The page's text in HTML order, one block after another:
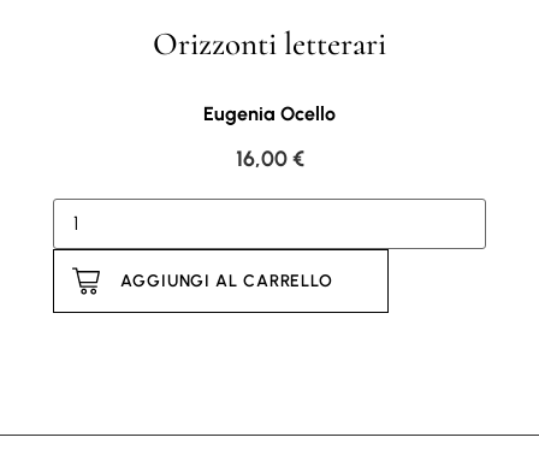
Orizzonti letterari
Eugenia Ocello
16,00€
AGGIUNGI AL CARRELLO